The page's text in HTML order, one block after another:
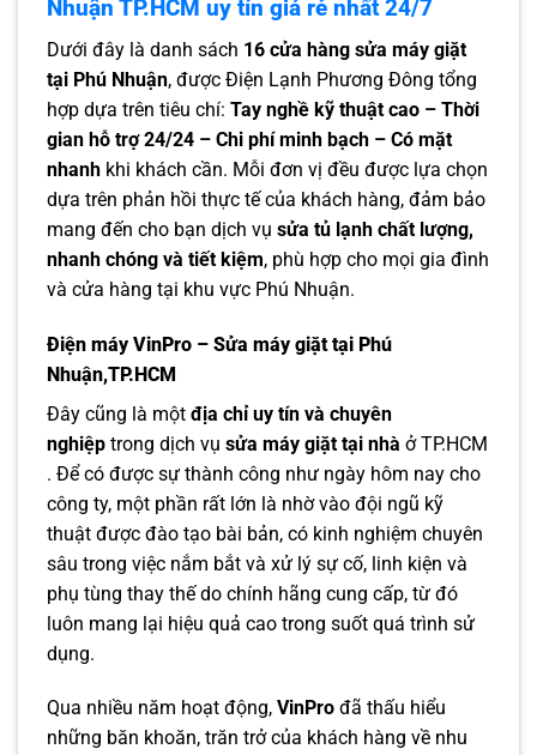
Nhuận TP.HCM uy tín giá rẻ nhất 24/7
Dưới đây là danh sách 16 cửa hàng sửa máy giặt
tại Phú Nhuận, được Điện Lạnh Phương Đông tổng
hợp dựa trên tiêu chí: Tay nghề kỹ thuật cao – Thời
gian hỗ trợ 24/24 – Chi phí minh bạch – Có mặt
nhanh khi khách cần. Mỗi đơn vị đều được lựa chọn
dựa trên phản hồi thực tế của khách hàng, đảm bảo
mang đến cho bạn dịch vụ sửa tủ lạnh chất lượng,
nhanh chóng và tiết kiệm, phù hợp cho mọi gia đình
và cửa hàng tại khu vực Phú Nhuận.
Điện máy VinPro – Sửa máy giặt tại Phú
Nhuận,TP.HCM
Đây cũng là một địa chỉ uy tín và chuyên
nghiệp trong dịch vụ sửa máy giặt tại nhà ở TP.HCM
. Để có được sự thành công như ngày hôm nay cho
công ty, một phần rất lớn là nhờ vào đội ngũ kỹ
thuật được đào tạo bài bản, có kinh nghiệm chuyên
sâu trong việc nắm bắt và xử lý sự cố, linh kiện và
phụ tùng thay thế do chính hãng cung cấp, từ đó
luôn mang lại hiệu quả cao trong suốt quá trình sử
dụng.
Qua nhiều năm hoạt động, VinPro đã thấu hiểu
những băn khoăn, trăn trở của khách hàng về nhu